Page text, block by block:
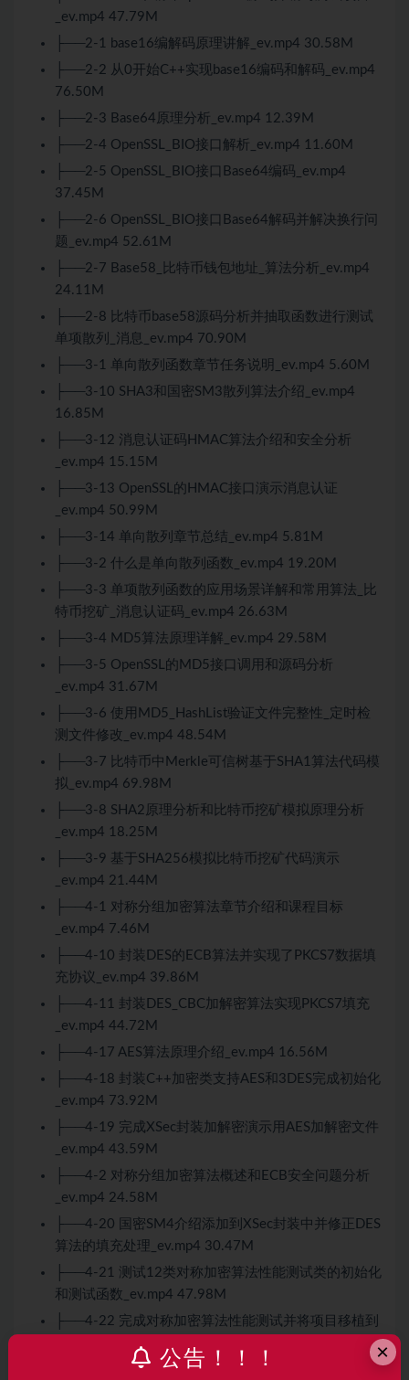
_ev.mp4 47.79M
├──2-1 base16编解码原理讲解_ev.mp4 30.58M
├──2-2 从0开始C++实现base16编码和解码_ev.mp4
76.50M
├──2-3 Base64原理分析_ev.mp4 12.39M
├──2-4 OpenSSL_BIO接口解析_ev.mp4 11.60M
├──2-5 OpenSSL_BIO接口Base64编码_ev.mp4
37.45M
├──2-6 OpenSSL_BIO接口Base64解码并解决换行问
题_ev.mp4 52.61M
├──2-7 Base58_比特币钱包地址_算法分析_ev.mp4
24.11M
├──2-8 比特币base58源码分析并抽取函数进行测试
单项散列_消息_ev.mp4 70.90M
├──3-1 单向散列函数章节任务说明_ev.mp4 5.60M
├──3-10 SHA3和国密SM3散列算法介绍_ev.mp4
16.85M
├──3-12 消息认证码HMAC算法介绍和安全分析
_ev.mp4 15.15M
├──3-13 OpenSSL的HMAC接口演示消息认证
_ev.mp4 50.99M
├──3-14 单向散列章节总结_ev.mp4 5.81M
├──3-2 什么是单向散列函数_ev.mp4 19.20M
├──3-3 单项散列函数的应用场景详解和常用算法_比
特币挖矿_消息认证码_ev.mp4 26.63M
├──3-4 MD5算法原理详解_ev.mp4 29.58M
├──3-5 OpenSSL的MD5接口调用和源码分析
_ev.mp4 31.67M
├──3-6 使用MD5_HashList验证文件完整性_定时检
测文件修改_ev.mp4 48.54M
├──3-7 比特币中Merkle可信树基于SHA1算法代码模
拟_ev.mp4 69.98M
├──3-8 SHA2原理分析和比特币挖矿模拟原理分析
_ev.mp4 18.25M
├──3-9 基于SHA256模拟比特币挖矿代码演示
_ev.mp4 21.44M
├──4-1 对称分组加密算法章节介绍和课程目标
_ev.mp4 7.46M
├──4-10 封装DES的ECB算法并实现了PKCS7数据填
充协议_ev.mp4 39.86M
├──4-11 封装DES_CBC加解密算法实现PKCS7填充
_ev.mp4 44.72M
├──4-17 AES算法原理介绍_ev.mp4 16.56M
├──4-18 封装C++加密类支持AES和3DES完成初始化
_ev.mp4 73.92M
├──4-19 完成XSec封装加解密演示用AES加解密文件
_ev.mp4 43.59M
├──4-2 对称分组加密算法概述和ECB安全问题分析
_ev.mp4 24.58M
├──4-20 国密SM4介绍添加到XSec封装中并修正DES
算法的填充处理_ev.mp4 30.47M
├──4-21 测试12类对称加密算法性能测试类的初始化
和测试函数_ev.mp4 47.98M
├──4-22 完成对称加密算法性能测试并将项目移植到
Linux_ev.mp4 32.46M
├──4-23 对称分组加密算法章节总结_ev.mp4 7.69M
×
公告！！！